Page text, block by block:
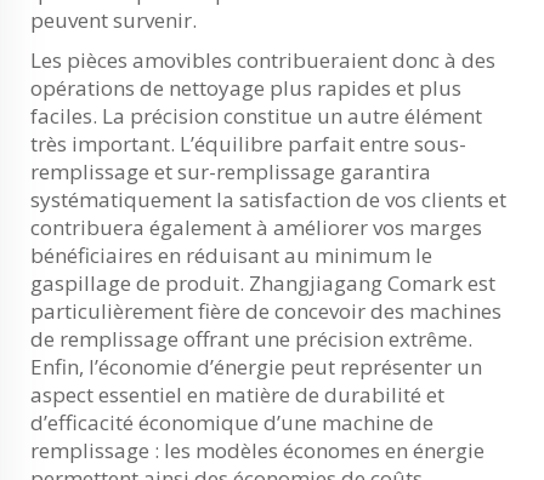
peuvent survenir.
Les pièces amovibles contribueraient donc à des
opérations de nettoyage plus rapides et plus
faciles. La précision constitue un autre élément
très important. L’équilibre parfait entre sous-
remplissage et sur-remplissage garantira
systématiquement la satisfaction de vos clients et
contribuera également à améliorer vos marges
bénéficiaires en réduisant au minimum le
gaspillage de produit. Zhangjiagang Comark est
particulièrement fière de concevoir des machines
de remplissage offrant une précision extrême.
Enfin, l’économie d’énergie peut représenter un
aspect essentiel en matière de durabilité et
d’efficacité économique d’une machine de
remplissage : les modèles économes en énergie